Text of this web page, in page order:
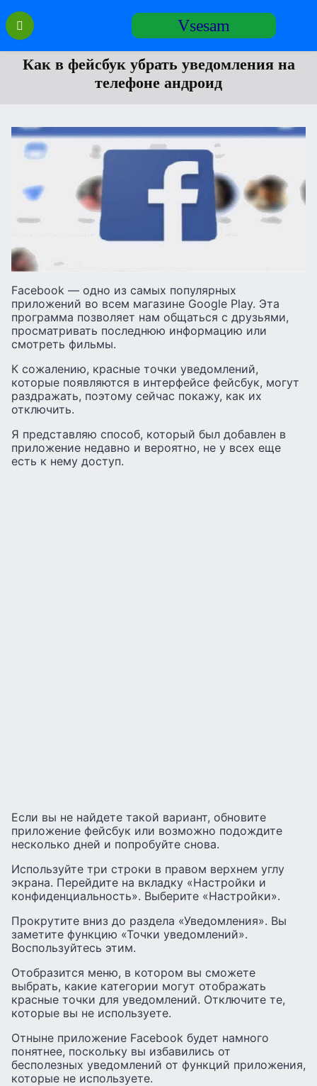
Перейти
содержанию
Vsesam
Как в фейсбук убрать уведомления на
телефоне андроид
Facebook — одно из самых популярных
приложений во всем магазине Google Play. Эта
программа позволяет нам общаться с друзьями,
просматривать последнюю информацию или
смотреть фильмы.
К сожалению, красные точки уведомлений,
которые появляются в интерфейсе фейсбук, могут
раздражать, поэтому сейчас покажу, как их
отключить.
Я представляю способ, который был добавлен в
приложение недавно и вероятно, не у всех еще
есть к нему доступ.
Если вы не найдете такой вариант, обновите
приложение фейсбук или возможно подождите
несколько дней и попробуйте снова.
Используйте три строки в правом верхнем углу
экрана. Перейдите на вкладку «Настройки и
конфиденциальность». Выберите «Настройки».
Прокрутите вниз до раздела «Уведомления». Вы
заметите функцию «Точки уведомлений».
Воспользуйтесь этим.
Отобразится меню, в котором вы сможете
выбрать, какие категории могут отображать
красные точки для уведомлений. Отключите те,
которые вы не используете.
Отныне приложение Facebook будет намного
понятнее, поскольку вы избавились от
бесполезных уведомлений от функций приложения,
которые не используете.